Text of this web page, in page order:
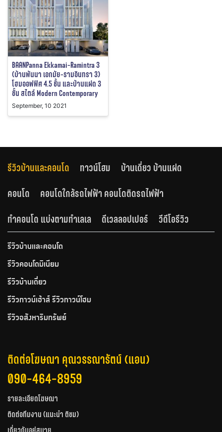
BAANPanna Ekkamai-Ramintra 3
(บ้านพันนา เอกมัย-รามอินทรา 3)
โฮมออฟฟิศ 4.5 ชั้น และบ้านแฝด 3
ชั้น สไตล์ Modern Contemporary
September, 10 2021
รีวิวบ้านและคอนโด ทาวน์โฮม
บ้านเดี่ยว บ้านแฝด
คอนโด
คอนโดใกล้รถไฟฟ้า คอนโดติดรถไฟฟ้า
ทำคอนโด แบ่งตามทำเลเล
ดีเวลลอปเปอร์ วีดีโอรีวิว
รีวิวบ้านและคอนโด
รีวิวคอนโดมิเนียม
รีวิวบ้านเดี่ยว
รีวิวทาวน์เฮ้าส์ รีวิวทาวน์โฮม
รีวิวอสังหาริมทรัพย์
ติดต่อโฆษณา คุณวรรณารัตน์ (แอน)
090-464-8959
รายละเอียดโฆษณา
ติดต่อทีมงาน (แนะนำ ติชม)